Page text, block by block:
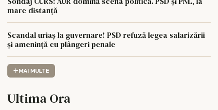
mare distanță
Scandal uriaș la guvernare! PSD refuză legea salarizării
și amenință cu plângeri penale
MAI MULTE
Ultima Ora